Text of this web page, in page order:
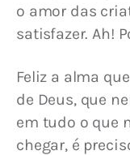
o amor das
satisfazer. Ah!
Feliz a alma
de Deus, que
em tudo o que
chegar, é